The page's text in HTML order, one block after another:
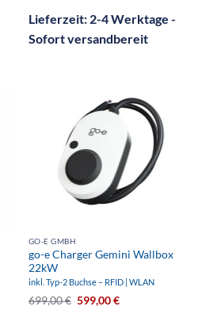
Lieferzeit: 2-4 Werktage -
Sofort versandbereit
GO-E GMBH
go-e Charger Gemini Wallbox
22kW
inkl. Typ-2 Buchse – RFID | WLAN
699,00€ 599,00€